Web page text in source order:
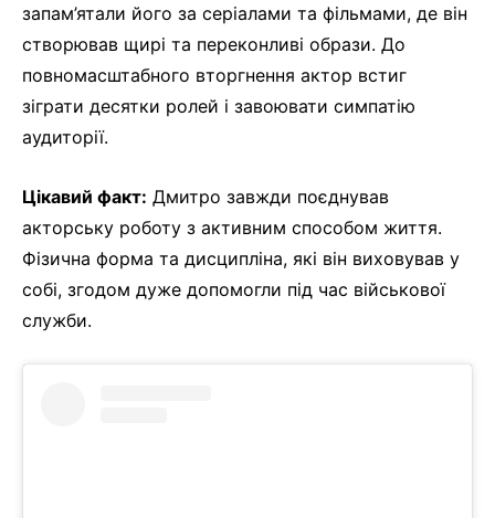
запам’ятали його за серіалами та фільмами, де він
створював щирі та переконливі образи. До
повномасштабного вторгнення актор встиг
зіграти десятки ролей і завоювати симпатію
аудиторії.
Цікавий факт: Дмитро завжди поєднував
акторську роботу з активним способом життя.
Фізична форма та дисципліна, які він виховував у
собі, згодом дуже допомогли під час військової
служби.